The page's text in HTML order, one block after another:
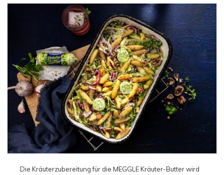
Die Kräuterzubereitung für die MEGGLE Kräuter-Butter wird